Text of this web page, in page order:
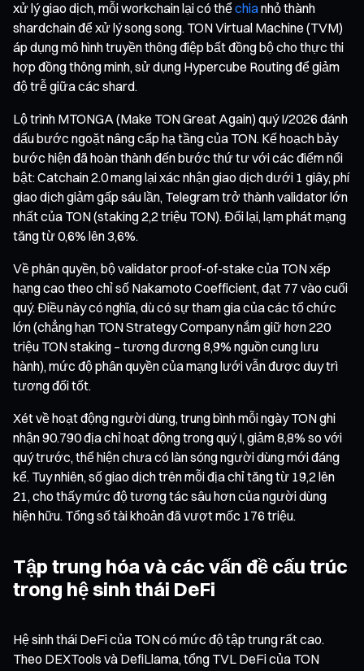
xử lý giao dịch, mỗi workchain lại có thểchianhỏ thành
shardchain để xử lý song song. TON Virtual Machine (TVM)
áp dụng mô hình truyền thông điệp bất đồng bộ cho thực thi
hợp đồng thông minh, sử dụng Hypercube Routing để giảm
độ trễ giữa các shard.
Lộ trình MTONGA (Make TON Great Again) quý I/2026 đánh
dấu bước ngoặt nâng cấp hạ tầng của TON. Kế hoạch bảy
bước hiện đã hoàn thành đến bước thứ tư với các điểm nổi
bật: Catchain 2.0 mang lại xác nhận giao dịch dưới 1 giây, phí
giao dịch giảm gấp sáu lần, Telegram trở thành validator lớn
nhất của TON (staking 2,2 triệu TON). Đổi lại, lạm phát mạng
tăng từ 0,6% lên 3,6%.
Về phân quyền, bộ validator proof-of-stake của TON xếp
hạng cao theo chỉ số Nakamoto Coefficient, đạt 77 vào cuối
quý. Điều này có nghĩa, dù có sự tham gia của các tổ chức
lớn (chẳng hạn TON Strategy Company nắm giữ hơn 220
triệu TON staking – tương đương 8,9% nguồn cung lưu
hành), mức độ phân quyền của mạng lưới vẫn được duy trì
tương đối tốt.
Xét về hoạt động người dùng, trung bình mỗi ngày TON ghi
nhận 90.790 địa chỉ hoạt động trong quý I, giảm 8,8% so với
quý trước, thể hiện chưa có làn sóng người dùng mới đáng
kể. Tuy nhiên, số giao dịch trên mỗi địa chỉ tăng từ 19,2 lên
21, cho thấy mức độ tương tác sâu hơn của người dùng
hiện hữu. Tổng số tài khoản đã vượt mốc 176 triệu.
Tập trung hóa và các vấn đề cấu trúc
trong hệ sinh thái DeFi
Hệ sinh thái DeFi của TON có mức độ tập trung rất cao.
Theo DEXTools và DefiLlama, tổng TVL DeFi của TON